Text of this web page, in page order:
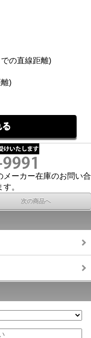
の直線距離)
)
ーカー在庫のお問い合
。
次の商品へ